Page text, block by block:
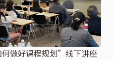
做好课程规划”线下讲座